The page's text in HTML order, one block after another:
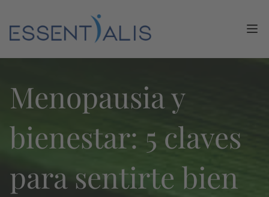
Menopausia y
bienestar: 5 claves
para sentirte bien